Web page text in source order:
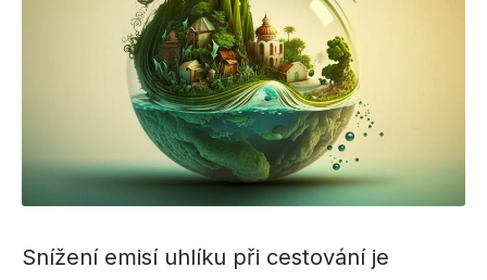
Snížení emisí uhlíku při cestování je